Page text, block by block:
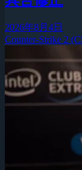
2026年8月4日
Counter-Strike 2